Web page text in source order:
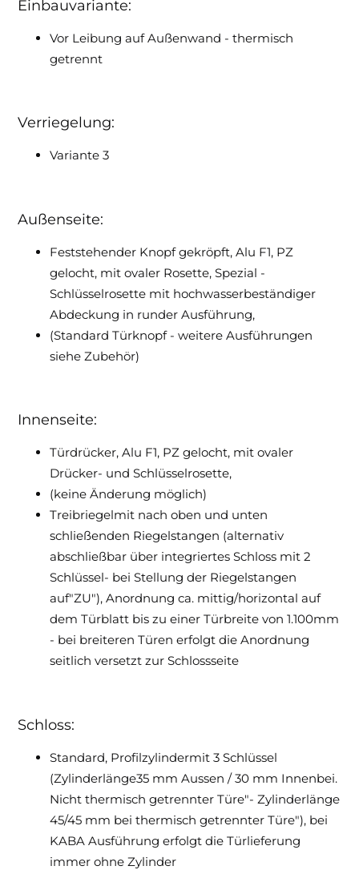
Einbauvariante:
Vor Leibung auf Außenwand - thermisch
getrennt
Verriegelung:
Variante 3
Außenseite:
Feststehender Knopf gekröpft, Alu F1, PZ
gelocht, mit ovaler Rosette, Spezial -
Schlüsselrosette mit hochwasserbeständiger
Abdeckung in runder Ausführung,
(Standard Türknopf - weitere Ausführungen
siehe Zubehör)
Innenseite:
Türdrücker, Alu F1, PZ gelocht, mit ovaler
Drücker- und Schlüsselrosette,
(keine Änderung möglich)
Treibriegelmit nach oben und unten
schließenden Riegelstangen (alternativ
abschließbar über integriertes Schloss mit 2
Schlüssel- bei Stellung der Riegelstangen
auf"ZU"), Anordnung ca. mittig/horizontal auf
dem Türblatt bis zu einer Türbreite von 1.100mm
- bei breiteren Türen erfolgt die Anordnung
seitlich versetzt zur Schlossseite
Schloss:
Standard, Profilzylindermit 3 Schlüssel
(Zylinderlänge35 mm Aussen / 30 mm Innenbei.
Nicht thermisch getrennter Türe"- Zylinderlänge
45/45 mm bei thermisch getrennter Türe"), bei
KABA Ausführung erfolgt die Türlieferung
immer ohne Zylinder